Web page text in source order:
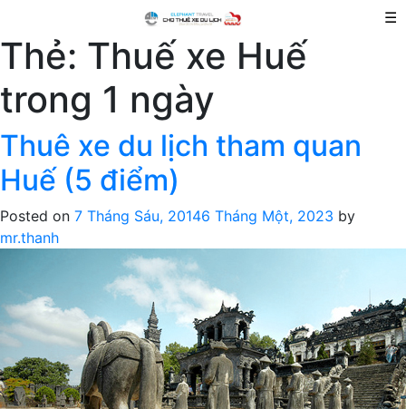
☰
Thẻ: Thuế xe Huế
trong 1 ngày
Thuê xe du lịch tham quan
Huế (5 điểm)
Posted on 7 Tháng Sáu, 20146 Tháng Một, 2023 by
mr.thanh